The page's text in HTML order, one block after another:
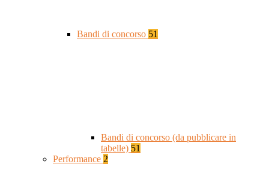
Bandi di concorso 51
Bandi di concorso (da pubblicare in
tabelle) 51
Performance 2